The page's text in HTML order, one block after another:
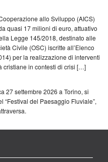
allo Sviluppo (AICS)
quasi 17 milioni di euro, attuativo
Legge 145/2018, destinato alle
Civile (OSC) iscritte all’Elenco
per la realizzazione di interventi
cristiane in contesti di crisi […]
27 settembre 2026 a Torino, si
“Festival del Paesaggio Fluviale”,